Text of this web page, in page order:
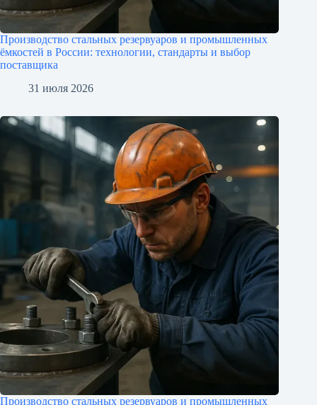
Производство стальных резервуаров и промышленных
ёмкостей в России: технологии, стандарты и выбор
поставщика
31 июля 2026
Производство стальных резервуаров и промышленных